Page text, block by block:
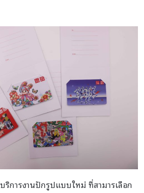
ริการงานปักรูปแบบใหม่ ที่สามารเลือก